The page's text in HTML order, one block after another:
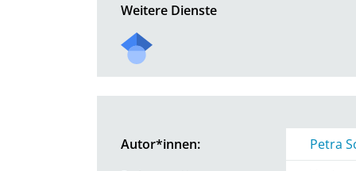
Weitere Dienste
Autor*innen:
Petra